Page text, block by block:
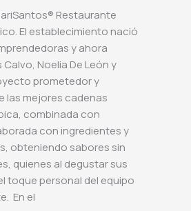
Restaurante
El establecimiento nació
y ahora
Noelia De León y
prometedor y
las mejores cadenas
combinada con
con ingredientes y
obteniendo sabores sin
quienes al degustar sus
toque personal del equipo
En el